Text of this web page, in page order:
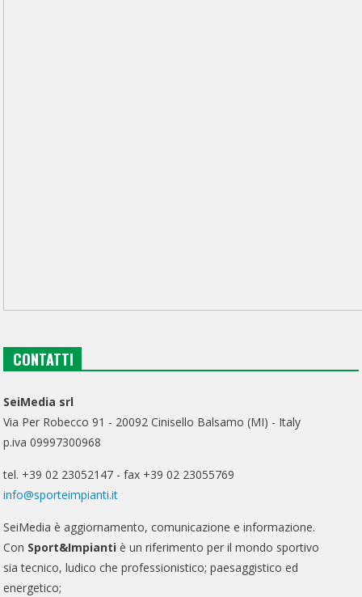
CONTATTI
SeiMedia srl
Via Per Robecco 91 - 20092 Cinisello Balsamo (MI) - Italy
p.iva 09997300968
tel. +39 02 23052147 - fax +39 02 23055769
info@sporteimpianti.it
SeiMedia è aggiornamento, comunicazione e informazione.
Con Sport&Impianti è un riferimento per il mondo sportivo
sia tecnico, ludico che professionistico; paesaggistico ed
energetico;